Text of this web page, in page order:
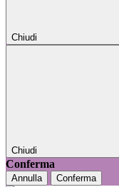
Chiudi
Chiudi
Conferma
Annulla Conferma